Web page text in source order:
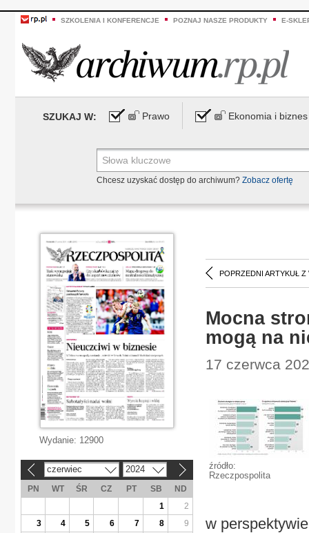
SZKOLENIA I KONFERENCJE POZNAJ NASZE PRODUKTY E-
SZUKAJ W: Prawo Ekonomia i biznes
Chcesz uzyskać dostęp do archiwum? Zobacz ofertę
POPRZEDNI ARTYKUŁ Z
Mocna
mogą na
17 czerwca
źródło:
Rzeczpospolita
w
Wydanie: 12900
czerwiec 2024
PN WT ŚR CZ PT SB
ND
1
2
3
4 5 6 7 8
9